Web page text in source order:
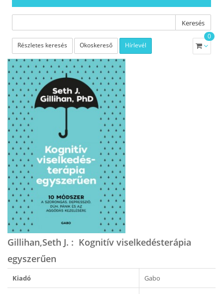
Keresés
Részletes keresés Okoskereső Hírlevél
0
Gillihan,Seth J. : ​Kognitív viselkedésterápia
egyszerűen
Kiadó Gabo